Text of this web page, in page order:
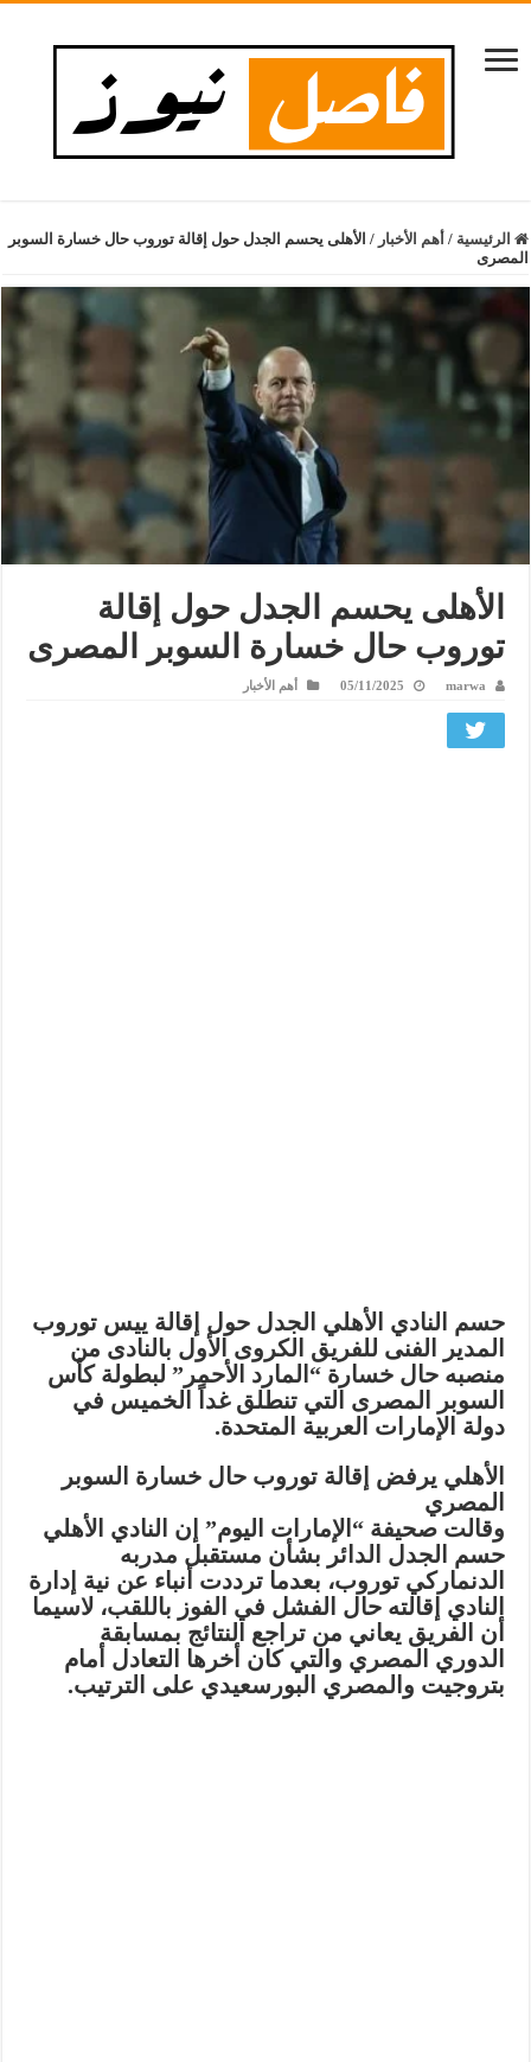
الرئيسية / أهم الأخبار / الأهلى يحسم الجدل حول إقالة توروب حال خسارة السوبر
المصرى
الأهلى يحسم الجدل حول إقالة
توروب حال خسارة السوبر المصرى
marwa
05/11/2025 أهم الأخبار
حسم النادي الأهلي الجدل حول إقالة ييس توروب
المدير الفنى للفريق الكروى الأول بالنادى من
منصبه حال خسارة “المارد الأحمر” لبطولة كأس
السوبر المصرى التي تنطلق غداً الخميس في
دولة الإمارات العربية المتحدة.
الأهلي يرفض إقالة توروب حال خسارة السوبر
المصري
وقالت صحيفة “الإمارات اليوم” إن النادي الأهلي
حسم الجدل الدائر بشأن مستقبل مدربه
الدنماركي توروب، بعدما ترددت أنباء عن نية إدارة
النادي إقالته حال الفشل في الفوز باللقب، لاسيما
أن الفريق يعاني من تراجع النتائج بمسابقة
الدوري المصري والتي كان أخرها التعادل أمام
بتروجيت والمصري البورسعيدي على الترتيب.